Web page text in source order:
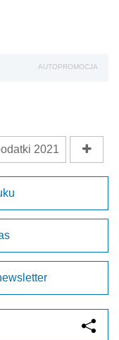
AUTOPROMOCJA
2021